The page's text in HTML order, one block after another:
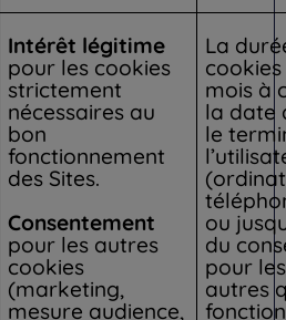
Intérêt légitime
pour les cookies
strictement
nécessaires au
bon
fonctionnement
des Sites.
Consentement
pour les autres
cookies
(marketing,
mesure audience,
La
cookies
mois à
la date
le
ou
du
pour
autres